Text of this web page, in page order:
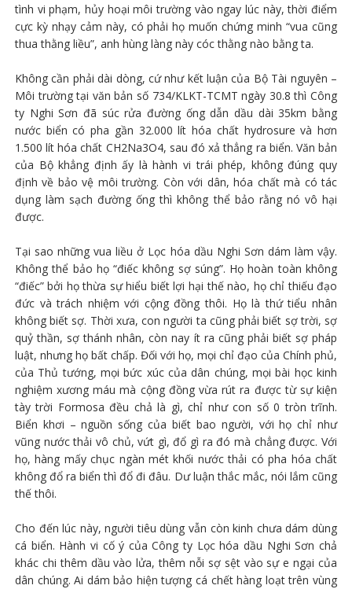
tình vi phạm, hủy hoại môi trường vào ngay lúc này, thời điểm
cực kỳ nhạy cảm này, có phải họ muốn chứng minh “vua cũng
thua thằng liều”, anh hùng làng này cóc thằng nào bằng ta.
Không cần phải dài dòng, cứ như kết luận của Bộ Tài nguyên –
Môi trường tại văn bản số 734/KLKT-TCMT ngày 30.8 thì Công
ty Nghi Sơn đã súc rửa đường ống dẫn dầu dài 35km bằng
nước biển có pha gần 32.000 lít hóa chất hydrosure và hơn
1.500 lít hóa chất CH2Na3O4, sau đó xả thẳng ra biển. Văn bản
của Bộ khẳng định ấy là hành vi trái phép, không đúng quy
định về bảo vệ môi trường. Còn với dân, hóa chất mà có tác
dụng làm sạch đường ống thì không thể bảo rằng nó vô hại
được.
Tại sao những vua liều ở Lọc hóa dầu Nghi Sơn dám làm vậy.
Không thể bảo họ “điếc không sợ súng”. Họ hoàn toàn không
“điếc” bởi họ thừa sự hiểu biết lợi hại thế nào, họ chỉ thiếu đạo
đức và trách nhiệm với cộng đồng thôi. Họ là thứ tiểu nhân
không biết sợ. Thời xưa, con người ta cũng phải biết sợ trời, sợ
quỷ thần, sợ thánh nhân, còn nay ít ra cũng phải biết sợ pháp
luật, nhưng họ bất chấp. Đối với họ, mọi chỉ đạo của Chính phủ,
của Thủ tướng, mọi bức xúc của dân chúng, mọi bài học kinh
nghiệm xương máu mà cộng đồng vừa rút ra được từ sự kiện
tày trời Formosa đều chả là gì, chỉ như con số 0 tròn trĩnh.
Biển khơi – nguồn sống của biết bao người, với họ chỉ như
vũng nước thải vô chủ, vứt gì, đổ gì ra đó mà chẳng được. Với
họ, hàng mấy chục ngàn mét khối nước thải có pha hóa chất
không đổ ra biển thì đổ đi đâu. Dư luận thắc mắc, nói lắm cũng
thế thôi.
Cho đến lúc này, người tiêu dùng vẫn còn kinh chưa dám dùng
cá biển. Hành vi cố ý của Công ty Lọc hóa dầu Nghi Sơn chả
khác chi thêm dầu vào lửa, thêm nỗi sợ sệt vào sự e ngại của
dân chúng. Ai dám bảo hiện tượng cá chết hàng loạt trên vùng